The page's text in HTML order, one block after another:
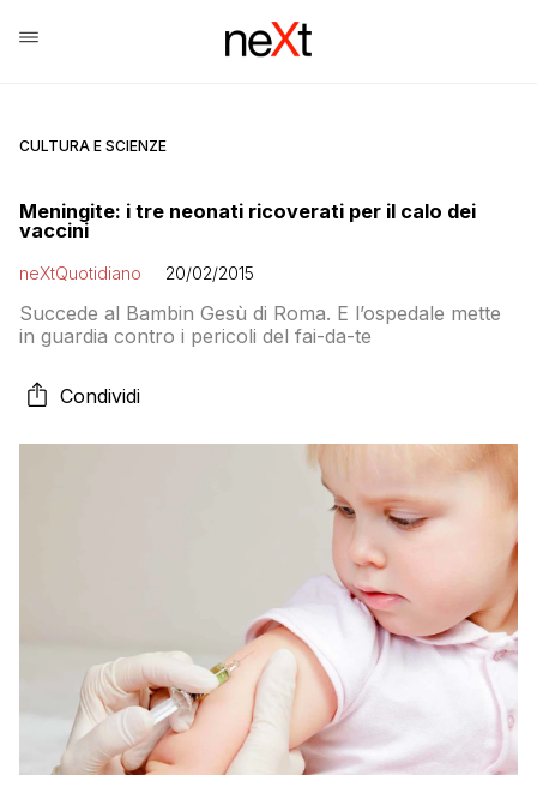
CULTURA E SCIENZE
Meningite: i tre neonati ricoverati per il calo dei
vaccini
neXtQuotidiano 20/02/2015
Succede al Bambin Gesù di Roma. E l’ospedale mette
in guardia contro i pericoli del fai-da-te
Condividi